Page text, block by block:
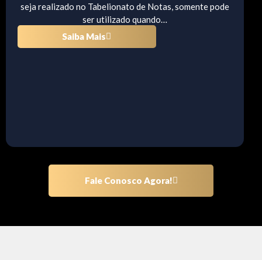
seja realizado no Tabelionato de Notas, somente pode
ser utilizado quando…
Saiba Mais
Fale Conosco Agora!